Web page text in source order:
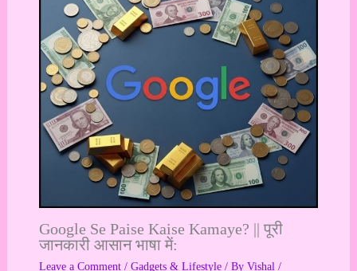
Google Se Paise Kaise Kamaye? || पूरी
जानकारी आसान भाषा में:
Leave a Comment / Gadgets & Lifestyle/ By Vishal /